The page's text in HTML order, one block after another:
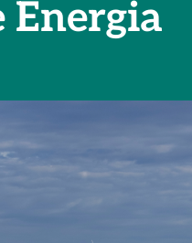
Energia